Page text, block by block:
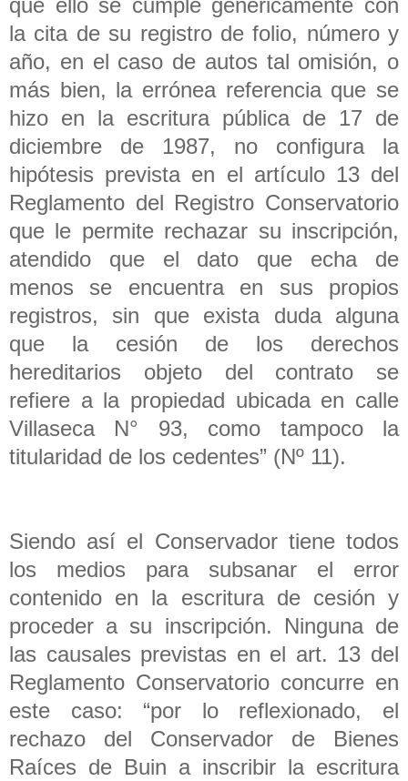
la cita de su registro de folio, número y
año, en el caso de autos tal omisión, o
más bien, la errónea referencia que se
hizo en la escritura pública de 17 de
diciembre de 1987, no configura la
hipótesis prevista en el artículo 13 del
Reglamento del Registro Conservatorio
que le permite rechazar su inscripción,
atendido que el dato que echa de
menos se encuentra en sus propios
registros, sin que exista duda alguna
que la cesión de los derechos
hereditarios objeto del contrato se
refiere a la propiedad ubicada en calle
Villaseca N° 93, como tampoco la
titularidad de los cedentes” (Nº 11).
Siendo así el Conservador tiene todos
los medios para subsanar el error
contenido en la escritura de cesión y
proceder a su inscripción. Ninguna de
las causales previstas en el art. 13 del
Reglamento Conservatorio concurre en
este caso: “por lo reflexionado, el
rechazo del Conservador de Bienes
Raíces de Buin a inscribir la escritura